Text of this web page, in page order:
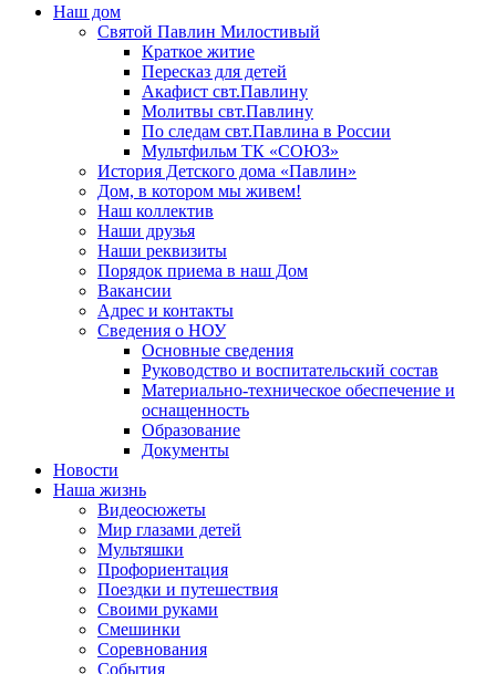
Наш дом
Святой Павлин Милостивый
Краткое житие
Пересказ для детей
Акафист свт.Павлину
Молитвы свт.Павлину
По следам свт.Павлина в России
Мультфильм ТК «СОЮЗ»
История Детского дома «Павлин»
Дом, в котором мы живем!
Наш коллектив
Наши друзья
Наши реквизиты
Порядок приема в наш Дом
Вакансии
Адрес и контакты
Сведения о НОУ
Основные сведения
Руководство и воспитательский состав
Материально-техническое обеспечение и
оснащенность
Образование
Документы
Новости
Наша жизнь
Видеосюжеты
Мир глазами детей
Мультяшки
Профориентация
Поездки и путешествия
Своими руками
Смешинки
Соревнования
События